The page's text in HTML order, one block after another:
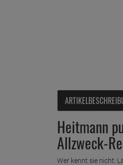
Heitmann
Allzweck-
Wer kennt sie nicht: